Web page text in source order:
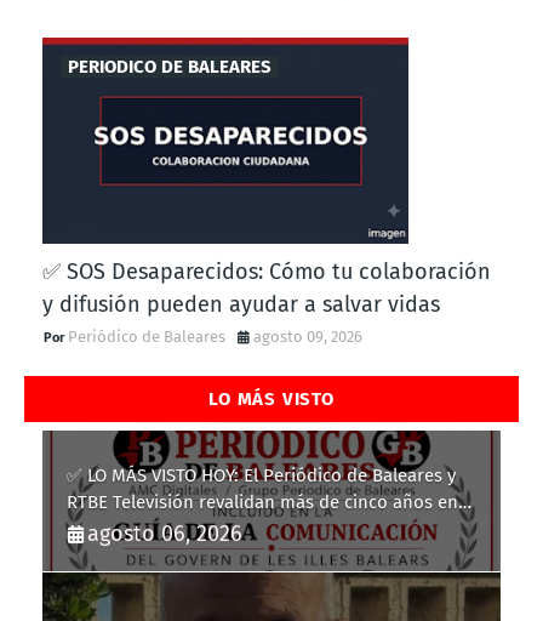
PERIODICO DE BALEARES
✅ SOS Desaparecidos: Cómo tu colaboración
y difusión pueden ayudar a salvar vidas
Periódico de Baleares agosto 09, 2026
LO MÁS VISTO
✅ LO MÁS VISTO HOY: El Periódico de Baleares y
RTBE Televisión revalidan más de cinco años en
la Guía de la Comunicación del Govern de les Illes
Balears
agosto 06, 2026